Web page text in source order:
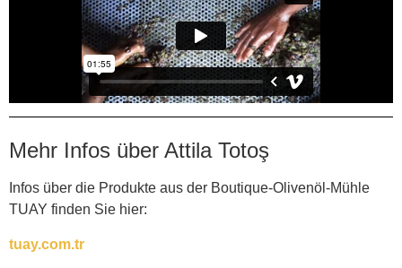
Mehr Infos über Attila Totoş
Infos über die Produkte aus der Boutique-Olivenöl-Mühle
TUAY finden Sie hier:
tuay.com.tr